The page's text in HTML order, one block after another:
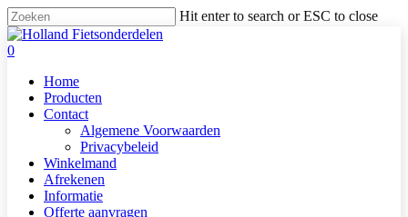
Skip
to
main
Hit enter to search or ESC to close
Close
Search
search
0
Home
Producten
Contact
Algemene Voorwaarden
Privacybeleid
Winkelmand
Afrekenen
Informatie
Offerte aanvragen